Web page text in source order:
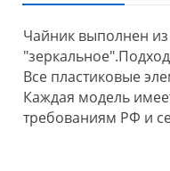
литье и посуда из
и закаточные
ДЛЯ
Чайник выполнен
Все пластиковые
Каждая модель
требованиям РФ и